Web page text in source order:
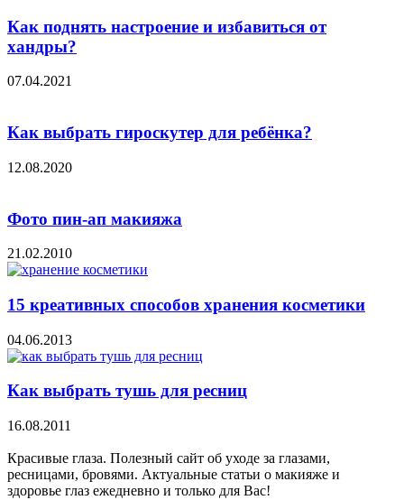
Как поднять настроение и избавиться от
хандры?
07.04.2021
Как выбрать гироскутер для ребёнка?
12.08.2020
Фото пин-ап макияжа
21.02.2010
15 креативных способов хранения косметики
04.06.2013
Как выбрать тушь для ресниц
16.08.2011
Красивые глаза. Полезный сайт об уходе за глазами,
ресницами, бровями. Актуальные статьи о макияже и
здоровье глаз ежедневно и только для Вас!